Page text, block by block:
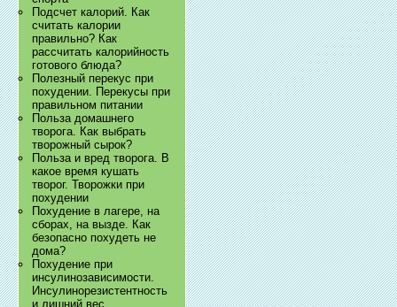
Подсчет калорий. Как
считать калории
правильно? Как
рассчитать калорийность
готового блюда?
Полезный перекус при
похудении. Перекусы при
правильном питании
Польза домашнего
творога. Как выбрать
творожный сырок?
Польза и вред творога. В
какое время кушать
творог. Творожки при
похудении
Похудение в лагере, на
сборах, на вызде. Как
безопасно похудеть не
дома?
Похудение при
инсулинозависимости.
Инсулинорезистентность
и лишний вес